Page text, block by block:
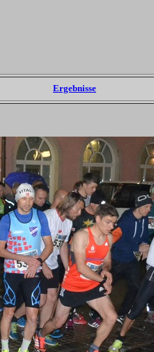
Ergebnisse